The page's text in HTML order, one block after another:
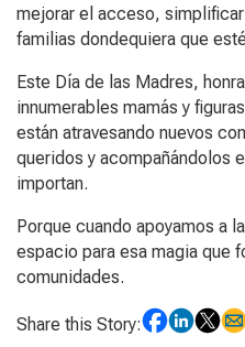
mejorar el acceso,
familias dondequiera que
Este Día de las Madres,
innumerables mamás y
están atravesando nuevos
queridos y acompañándolos
importan.
Porque cuando apoyamos a
espacio para esa magia que
comunidades.
Share this Story: